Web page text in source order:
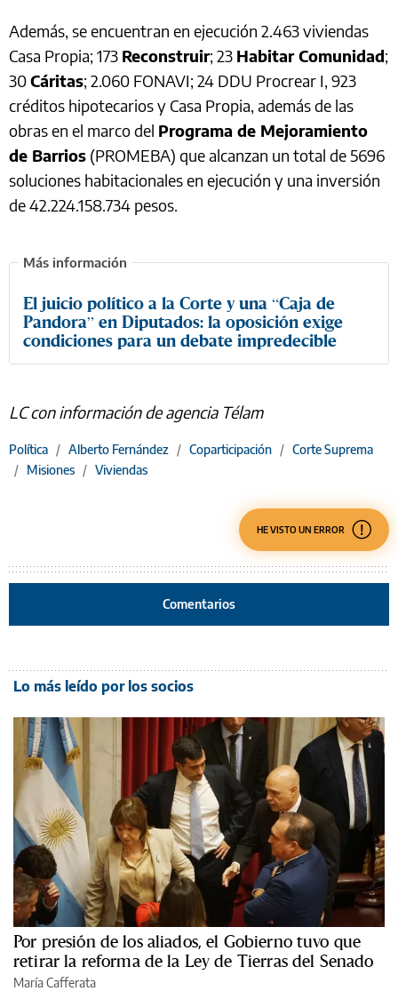
Además, se encuentran en ejecución 2.463 viviendas
Casa Propia; 173 Reconstruir; 23 Habitar Comunidad;
30Cáritas; 2.060 FONAVI; 24 DDU Procrear I, 923
créditos hipotecarios y Casa Propia, además de las
obras en el marco del Programa de Mejoramiento
de Barrios (PROMEBA) que alcanzan un total de 5696
soluciones habitacionales en ejecución y una inversión
de 42.224.158.734 pesos.
El juicio político a la Corte y una “Caja de
Pandora” en Diputados: la oposición exige
condiciones para un debate impredecible
LC con información de agencia Télam
Política / Alberto Fernández / Coparticipación / Corte Suprema
/ Misiones / Viviendas
HE VISTO UN ERROR
Comentarios
Lo más leído por los socios
Por presión de los aliados, el Gobierno tuvo que
retirar la reforma de la Ley de Tierras del Senado
María Cafferata